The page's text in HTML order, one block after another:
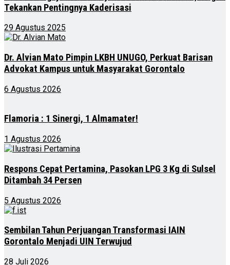
Tekankan Pentingnya Kaderisasi
29 Agustus 2025
Dr. Alvian Mato Pimpin LKBH UNUGO, Perkuat Barisan
Advokat Kampus untuk Masyarakat Gorontalo
6 Agustus 2026
Flamoria : 1 Sinergi, 1 Almamater!
1 Agustus 2026
Respons Cepat Pertamina, Pasokan LPG 3 Kg di Sulsel
Ditambah 34 Persen
5 Agustus 2026
Sembilan Tahun Perjuangan Transformasi IAIN
Gorontalo Menjadi UIN Terwujud
28 Juli 2026